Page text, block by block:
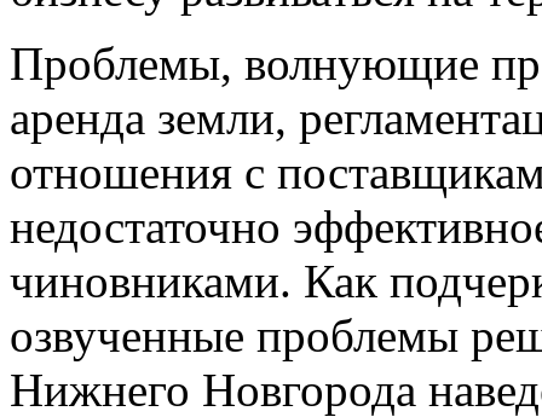
Проблемы, волнующие
аренда земли,
отношения с
недостаточно
чиновниками. Как
озвученные проблемы
Нижнего Новгорода